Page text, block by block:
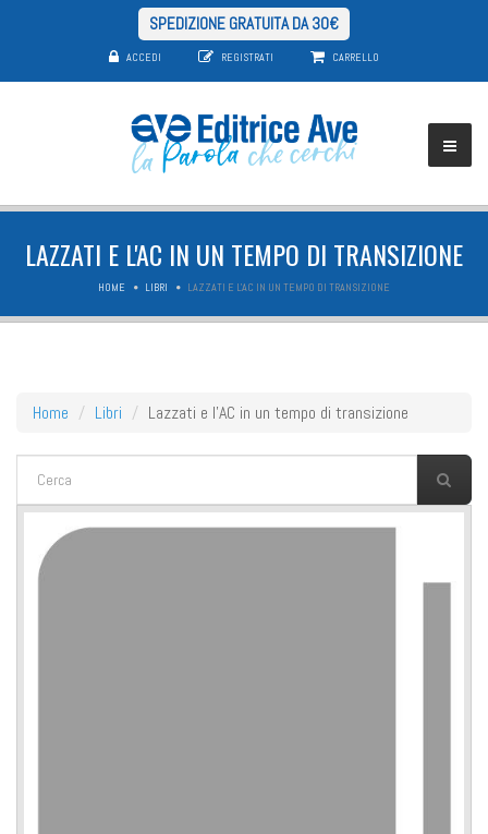
SPEDIZIONE GRATUITA DA 30€
ACCEDI REGISTRATI CARRELLO
LAZZATI E L'AC IN UN TEMPO DI TRANSIZIONE
HOME LIBRI LAZZATI E L'AC IN UN TEMPO DI TRANSIZIONE
Home Libri Lazzati e l'AC in un tempo di transizione
FORM DI RICERCA